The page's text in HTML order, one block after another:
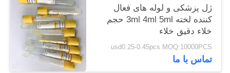
ژل پزشکی و لوله های فعال
کننده لخته 3ml 4ml 5ml حجم
خلاء دقیق خلاء
usd0.25-0.45pcs MOQ:10000PCS
تماس با ما